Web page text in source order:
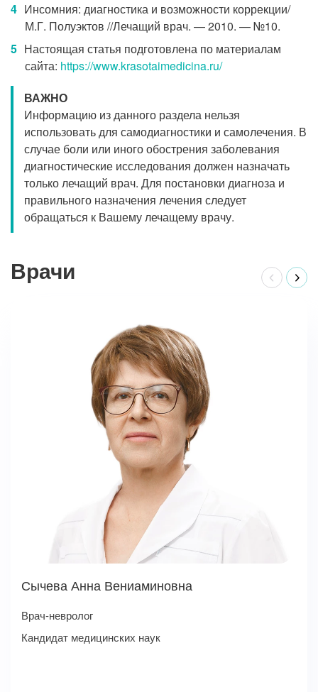
Инсомния: диагностика и возможности коррекции/
М.Г. Полуэктов //Лечащий врач. — 2010. — №10.
Настоящая статья подготовлена по материалам
сайта: https://www.krasotaimedicina.ru/
ВАЖНО
Информацию из данного раздела нельзя
использовать для самодиагностики и самолечения. В
случае боли или иного обострения заболевания
диагностические исследования должен назначать
только лечащий врач. Для постановки диагноза и
правильного назначения лечения следует
обращаться к Вашему лечащему врачу.
Врачи
Сычева Анна Вениаминовна
Врач-невролог
Кандидат медицинских наук